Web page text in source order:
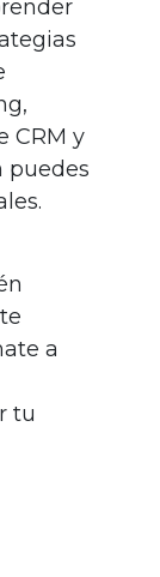
CRM y
puedes
a
tu